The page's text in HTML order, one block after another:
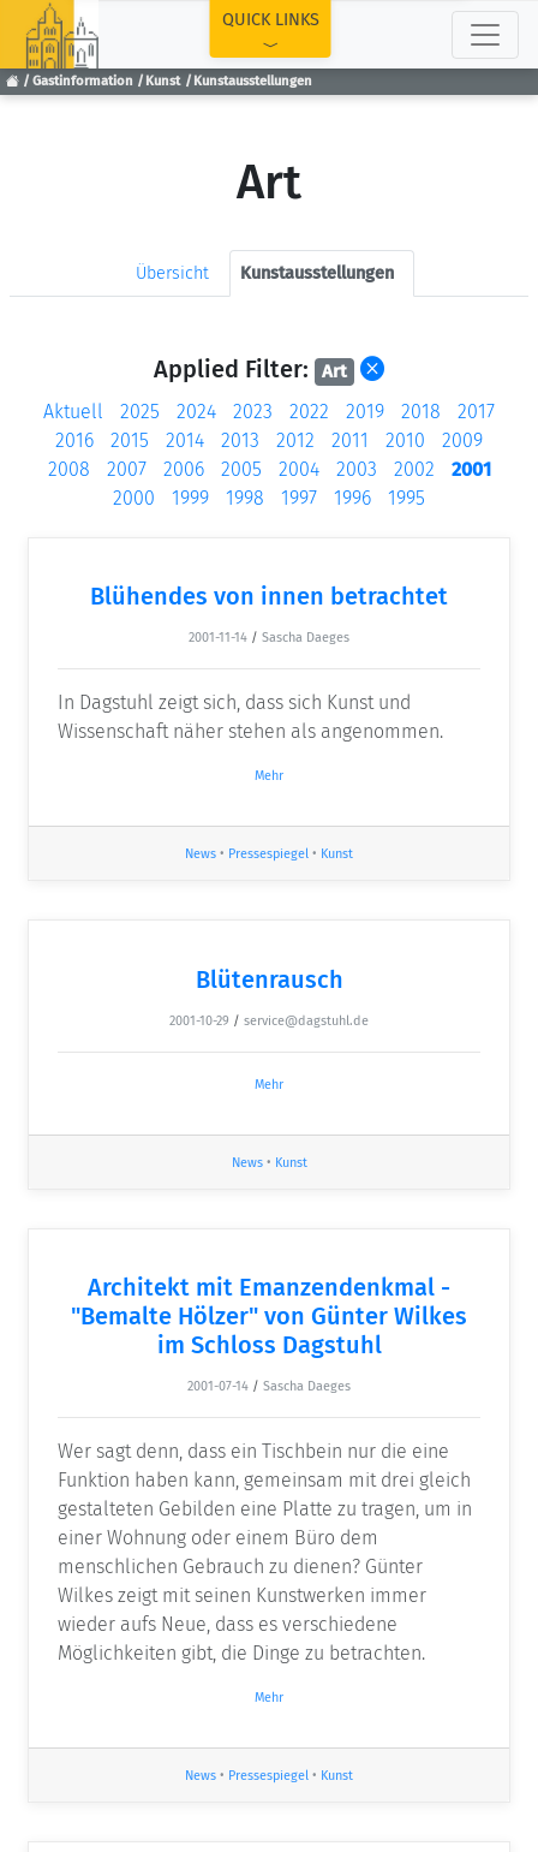
Gastinformation Kunst Kunstausstellungen
QUICK LINKS
Art
Übersicht Kunstausstellungen
Applied Filter: Art
Aktuell 2025 2024 2023 2022 2019 2018
2017
2016
2015 2014 2013 2012 2011 2010
2009
2008
2007 2006 2005 2004 2003 2002
2001
2000
1999 1998 1997 1996 1995
Blühendes von innen betrachtet
2001-11-14 / Sascha Daeges
In Dagstuhl zeigt sich, dass sich Kunst und
Wissenschaft näher stehen als angenommen.
Mehr
News • Pressespiegel • Kunst
Blütenrausch
2001-10-29 / service@dagstuhl.de
Mehr
News• Kunst
Architekt mit Emanzendenkmal -
"Bemalte Hölzer" von Günter Wilkes
im Schloss Dagstuhl
2001-07-14 / Sascha Daeges
Wer sagt denn, dass ein Tischbein nur die eine
Funktion haben kann, gemeinsam mit drei gleich
gestalteten Gebilden eine Platte zu tragen, um in
einer Wohnung oder einem Büro dem
menschlichen Gebrauch zu dienen? Günter
Wilkes zeigt mit seinen Kunstwerken immer
wieder aufs Neue, dass es verschiedene
Möglichkeiten gibt, die Dinge zu betrachten.
Mehr
News • Pressespiegel • Kunst